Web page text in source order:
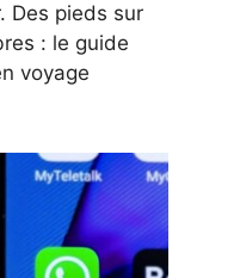
Des pieds sur
: le guide
voyage